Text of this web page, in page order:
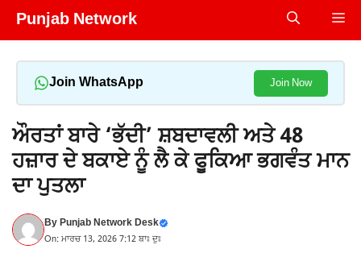
Skip
Punjab Network
Join WhatsApp Join Now
ਔਰਤਾਂ ਬਾਰੇ ‘ਭੱਦੀ’ ਸ਼ਬਦਾਵਲੀ ਅਤੇ 48
ਹਜ਼ਾਰ ਦੇ ਬਕਾਏ ਨੂੰ ਲੈ ਕੇ ਫੂਕਿਆ ਭਗਵੰਤ ਮਾਨ
ਦਾ ਪੁਤਲਾ
ByPunjab Network Desk
On: ਮਾਰਚ 13, 2026 7:12 ਬਾਃ ਦੁਃ